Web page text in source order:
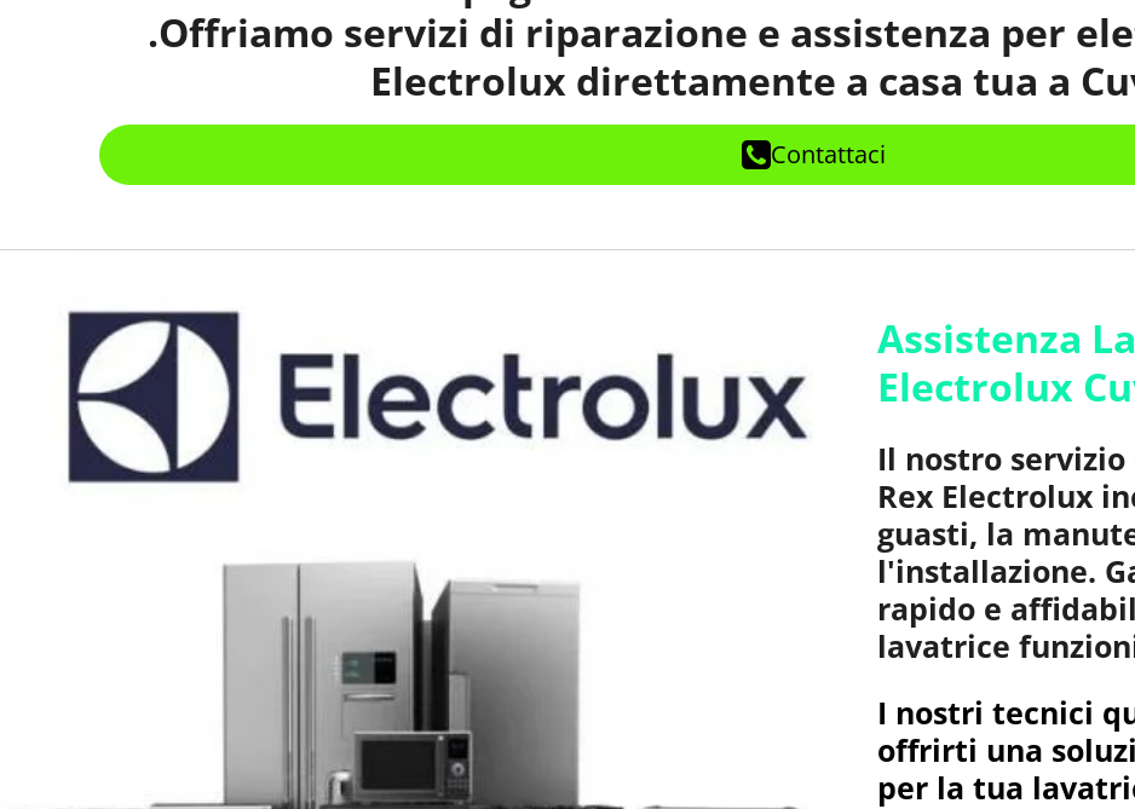
.Offriamo servizi di riparazione e assistenza per
Electrolux direttamente a casa tua a
Contattaci
Assistenza
Electrolux
Il nostro
Rex Electrolux
guasti, la
l'installazione.
rapido e
lavatrice
I nostri tecnici
offrirti una
per la tua